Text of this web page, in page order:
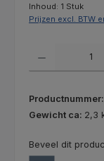
Inhoud: 1 Stuk
Prijzen excl. BTW
Productnummer:
Gewicht ca: 2,3
Beveel dit